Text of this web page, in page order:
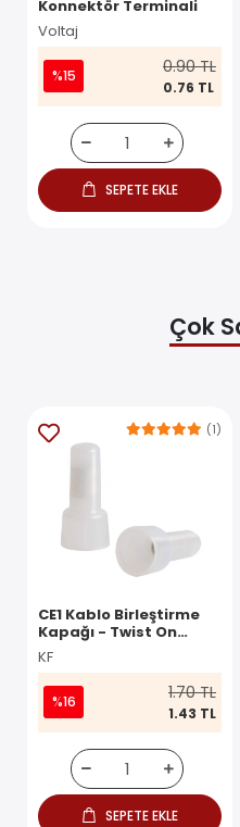
Konnektör Terminali
Voltaj
%15 0.90 TL
0.76 TL
SEPETE EKLE
Çok
CE1 Kablo Birleştirme
Kapağı - Twist On
Konnektör
KF
(1)
%16 1.70 TL
1.43 TL
SEPETE EKLE